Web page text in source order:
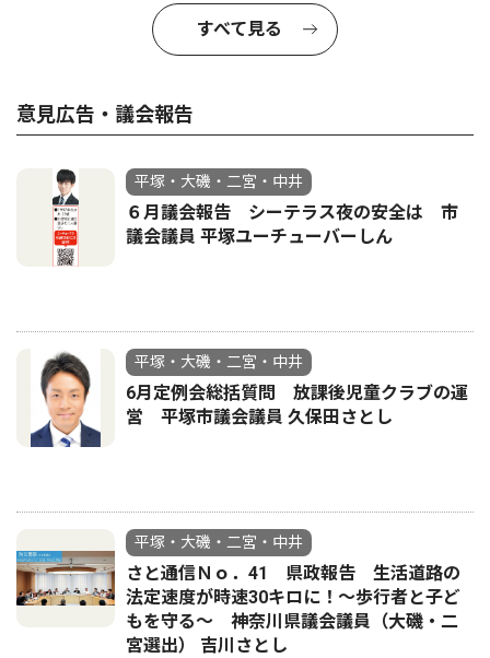
すべて見る
意見広告・議会報告
平塚・大磯・二宮・中井
６月議会報告 シーテラス夜の安全は 市
議会議員 平塚ユーチューバーしん
平塚・大磯・二宮・中井
6月定例会総括質問 放課後児童クラブの運
営 平塚市議会議員 久保田さとし
平塚・大磯・二宮・中井
さと通信Ｎｏ．41 県政報告 生活道路の
法定速度が時速30キロに！〜歩行者と子ど
もを守る〜 神奈川県議会議員（大磯・二
宮選出） 吉川さとし